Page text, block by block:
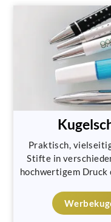
Praktisch,
Stifte in
hochwertigem Druck